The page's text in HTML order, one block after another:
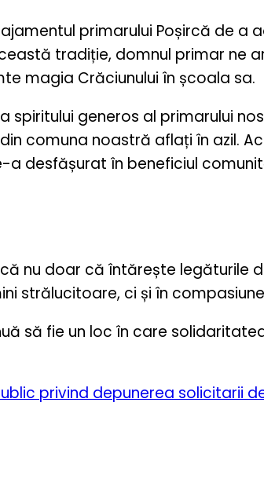
primarului Poșircă de
tradiție, domnul primar
magia Crăciunului în școala sa.
generos al primarului
comuna noastră aflați în azil.
desfășurat în beneficiul
nu doar că întărește
strălucitoare, ci și în
să fie un loc în care
privind depunerea solicitarii